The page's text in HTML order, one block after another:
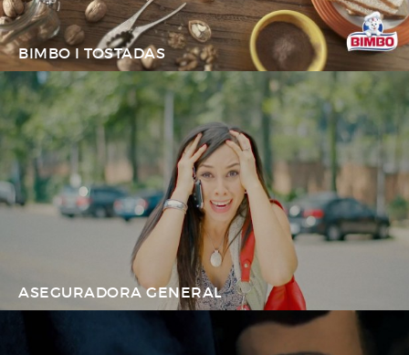
BIMBO I TOSTADAS
ASEGURADORA GENERAL